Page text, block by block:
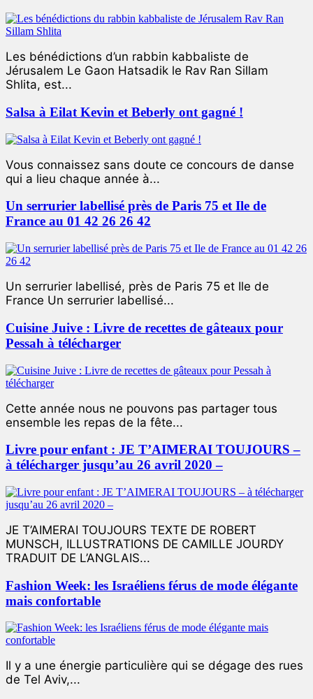
Les bénédictions d’un rabbin kabbaliste de
Jérusalem Le Gaon Hatsadik le Rav Ran Sillam
Shlita, est...
Salsa à Eilat Kevin et Beberly ont gagné !
Vous connaissez sans doute ce concours de danse
qui a lieu chaque année à...
Un serrurier labellisé près de Paris 75 et Ile de
France au 01 42 26 26 42
Un serrurier labellisé, près de Paris 75 et Ile de
France Un serrurier labellisé...
Cuisine Juive : Livre de recettes de gâteaux pour
Pessah à télécharger
Cette année nous ne pouvons pas partager tous
ensemble les repas de la fête...
Livre pour enfant : JE T’AIMERAI TOUJOURS –
à télécharger jusqu’au 26 avril 2020 –
JE T’AIMERAI TOUJOURS TEXTE DE ROBERT
MUNSCH, ILLUSTRATIONS DE CAMILLE JOURDY
TRADUIT DE L’ANGLAIS...
Fashion Week: les Israéliens férus de mode élégante
mais confortable
Il y a une énergie particulière qui se dégage des rues
de Tel Aviv,...